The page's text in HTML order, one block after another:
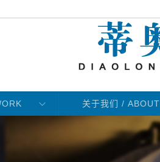
关于我们 / ABOUT